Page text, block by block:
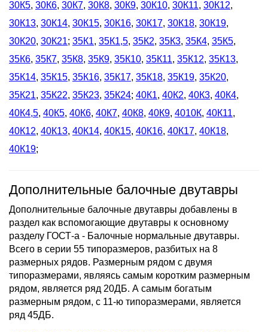
30К5, 30К6, 30К7, 30К8, 30К9, 30К10, 30К11, 30К12,
30К13, 30К14, 30К15, 30К16, 30К17, 30К18, 30К19,
30К20, 30К21; 35К1, 35К1,5, 35К2, 35К3, 35К4, 35К5,
35К6, 35К7, 35К8, 35К9, 35К10, 35К11, 35К12, 35К13,
35К14, 35К15, 35К16, 35К17, 35К18, 35К19, 35К20,
35К21, 35К22, 35К23, 35К24; 40К1, 40К2, 40К3, 40К4,
40К4,5, 40К5, 40К6, 40К7, 40К8, 40К9, 4010К, 40К11,
40К12, 40К13, 40К14, 40К15, 40К16, 40К17, 40К18,
40К19;
Дополнительные балочные двутавры
Дополнительные балочные двутавры добавлены в
раздел как вспомогающие двутавры к основному
разделу ГОСТ-а - Балочные нормальные двутавры.
Всего в серии 55 типоразмеров, разбитых на 8
размерных рядов. Размерным рядом с двумя
типоразмерами, являясь самым коротким размерным
рядом, является ряд 20ДБ. А самым богатым
размерным рядом, с 11-ю типоразмерами, является
ряд 45ДБ.